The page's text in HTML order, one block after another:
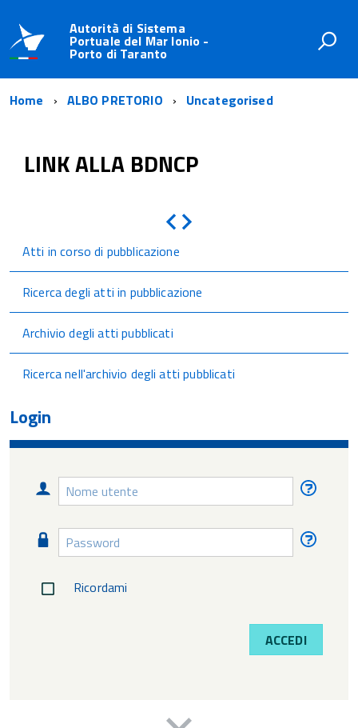
Autorità di Sistema
Portuale del Mar Ionio -
Porto di Taranto
Home ALBO PRETORIO Uncategorised
LINK ALLA BDNCP
Indietro
Atti in corso di pubblicazione
Ricerca degli atti in pubblicazione
Archivio degli atti pubblicati
Ricerca nell'archivio degli atti pubblicati
Login
Nome
utente
Password
Ricordami
ACCEDI